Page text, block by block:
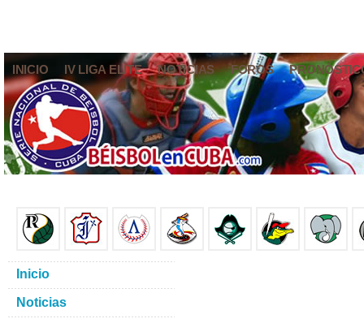
INICIO IV LIGA ELITE NOTICIAS FOROS
Inicio
Noticias